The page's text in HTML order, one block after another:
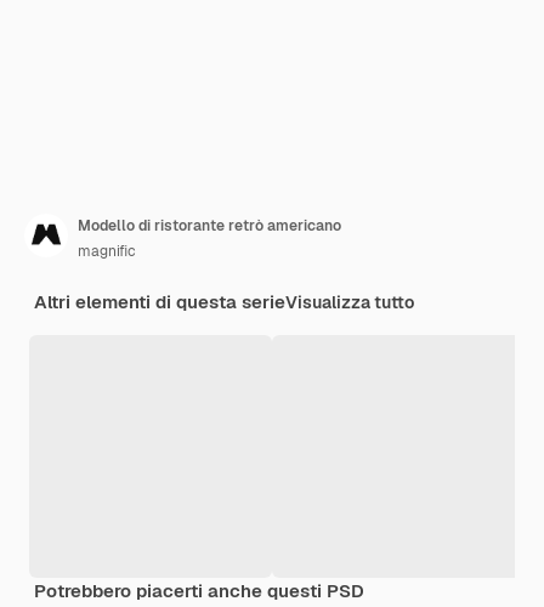
Modello di ristorante retrò americano
magnific
Altri elementi di questa serieVisualizza tutto
Potrebbero piacerti anche questi PSD